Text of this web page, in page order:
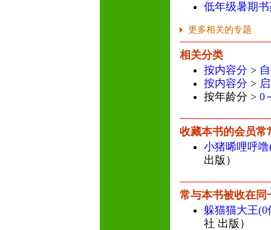
低年级暑期
更多相关的专题
相关分类
按内容分 >
按内容分 >
按年龄分 > 0
收藏本书的会员常
小猪唏哩呼
出版）
常与本书被收在同
躲猫猫大王
社 出版）